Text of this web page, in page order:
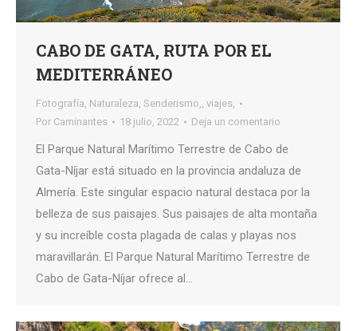
CABO DE GATA, RUTA POR EL
MEDITERRÁNEO
Fotografía, Naturaleza, Senderismo,, viajes,
Por Caminantes 18 julio, 2022 Deja un comentario
El Parque Natural Marítimo Terrestre de Cabo de
Gata-Níjar está situado en la provincia andaluza de
Almería. Este singular espacio natural destaca por la
belleza de sus paisajes. Sus paisajes de alta montaña
y su increíble costa plagada de calas y playas nos
maravillarán. El Parque Natural Marítimo Terrestre de
Cabo de Gata-Níjar ofrece al…